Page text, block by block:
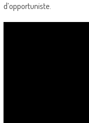
d’opportuniste.